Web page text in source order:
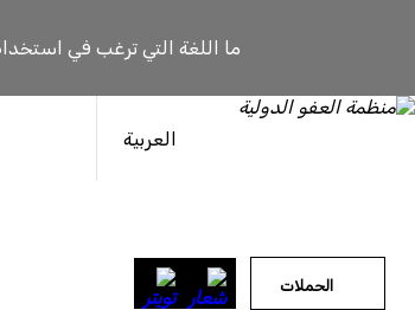
ما اللغة التي ترغب في
العربية
الحملات